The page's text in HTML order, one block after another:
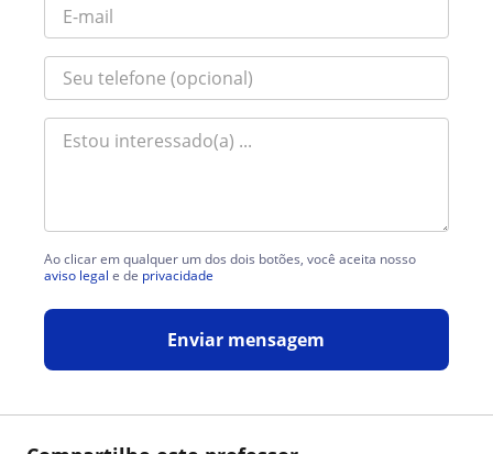
Ao clicar em qualquer um dos dois botões, você aceita nosso
aviso legal e de privacidade
Enviar mensagem